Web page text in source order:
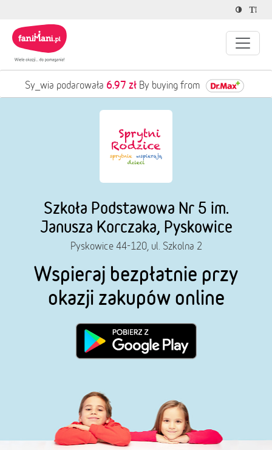
Sy_wia podarowała 6.97 złBy buying from
Szkoła Podstawowa Nr 5 im.
Janusza Korczaka, Pyskowice
Pyskowice 44-120, ul. Szkolna 2
Wspieraj bezpłatnie przy
okazji zakupów online